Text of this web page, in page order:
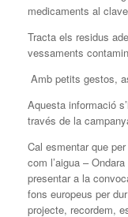
medicaments al
Tracta els residus
vessaments
Amb petits gestos,
Aquesta informació
través de la
Cal esmentar que
com l’aigua –
presentar a la
fons europeus per
projecte, recordem,